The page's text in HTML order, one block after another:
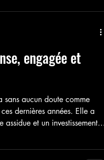
engagée et
aucun doute comme
dernières années. Elle a
et un investissement